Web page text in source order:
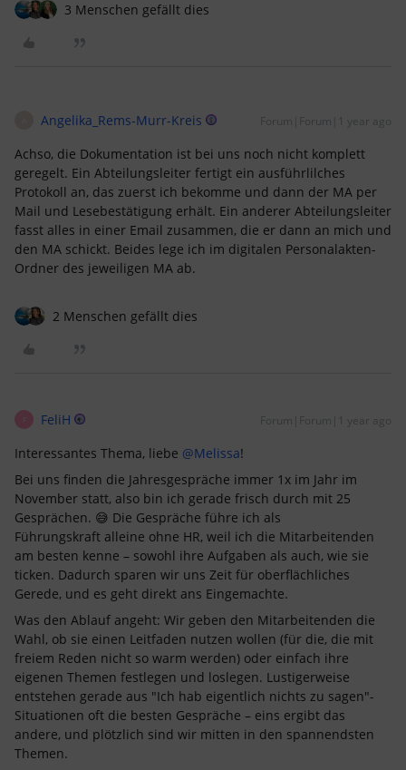
3 Menschen gefällt dies
Angelika_Rems-Murr-Kreis Forum|Forum|1 year ago
Achso, die Dokumentation ist bei uns noch nicht komplett
geregelt. Ein Abteilungsleiter fertigt ein ausführlilches
Protokoll an, das zuerst ich bekomme und dann der MA per
Mail und Lesebestätigung erhält. Ein anderer Abteilungsleiter
fasst alles in einer Email zusammen, die er dann an mich und
den MA schickt. Beides lege ich im digitalen Personalakten-
Ordner des jeweiligen MA ab.
2 Menschen gefällt dies
FeliH Forum|Forum|1 year ago
Interessantes Thema, liebe ​ @Melissa!
Bei uns finden die Jahresgespräche immer 1x im Jahr im
November statt, also bin ich gerade frisch durch mit 25
Gesprächen. 😅 Die Gespräche führe ich als
Führungskraft alleine ohne HR, weil ich die Mitarbeitenden
am besten kenne – sowohl ihre Aufgaben als auch, wie sie
ticken. Dadurch sparen wir uns Zeit für oberflächliches
Gerede, und es geht direkt ans Eingemachte.
Was den Ablauf angeht: Wir geben den Mitarbeitenden die
Wahl, ob sie einen Leitfaden nutzen wollen (für die, die mit
freiem Reden nicht so warm werden) oder einfach ihre
eigenen Themen festlegen und loslegen. Lustigerweise
entstehen gerade aus "Ich hab eigentlich nichts zu sagen"-
Situationen oft die besten Gespräche – eins ergibt das
andere, und plötzlich sind wir mitten in den spannendsten
Themen.